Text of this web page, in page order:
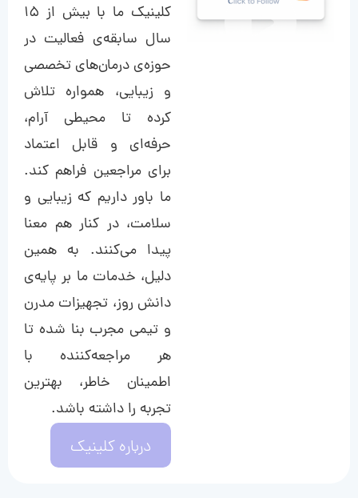
کلینیک ما با بیش از ۱۵
سال سابقه‌ی فعالیت در
حوزه‌ی درمان‌های تخصصی
و زیبایی، همواره تلاش
کرده تا محیطی آرام،
حرفه‌ای و قابل اعتماد
برای مراجعین فراهم کند.
ما باور داریم که زیبایی و
سلامت، در کنار هم معنا
پیدا می‌کنند. به همین
دلیل، خدمات ما بر پایه‌ی
دانش روز، تجهیزات مدرن
و تیمی مجرب بنا شده تا
هر مراجعه‌کننده با
اطمینان خاطر، بهترین
تجربه را داشته باشد.
درباره کلینیک